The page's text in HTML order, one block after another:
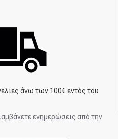
άνω των 100€ εντός του
ενημερώσεις από την